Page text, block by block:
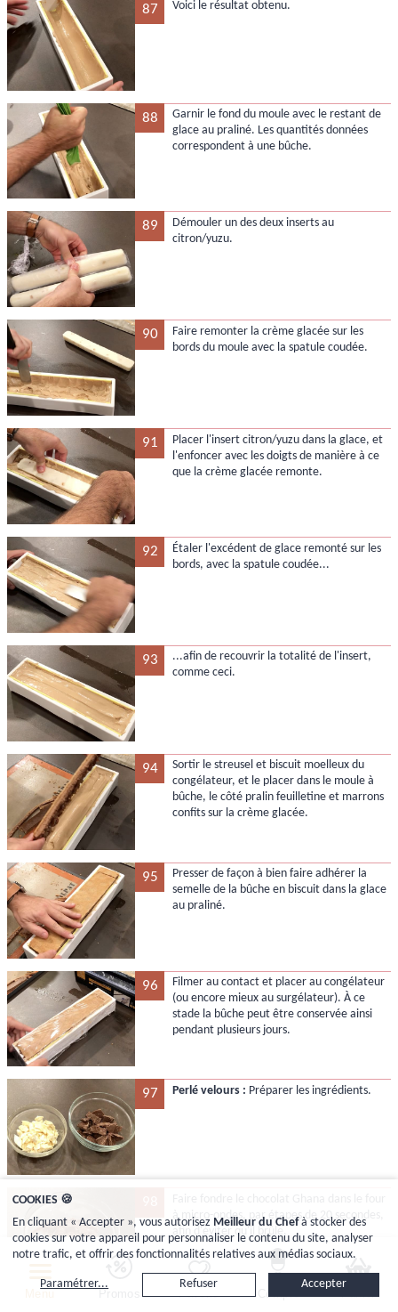
Favoris Compte Panier
87 Voici le résultat obtenu.
88
Garnir le fond du moule avec le restant de
glace au praliné. Les quantités données
correspondent à une bûche.
89
Démouler un des deux inserts au
citron/yuzu.
90
Faire remonter la crème glacée sur les
bords du moule avec la spatule coudée.
91
Placer l'insert citron/yuzu dans la glace, et
l'enfoncer avec les doigts de manière à ce
que la crème glacée remonte.
92
Étaler l'excédent de glace remonté sur les
bords, avec la spatule coudée...
93
...afin de recouvrir la totalité de l'insert,
comme ceci.
94
Sortir le streusel et biscuit moelleux du
congélateur, et le placer dans le moule à
bûche, le côté pralin feuilletine et marrons
confits sur la crème glacée.
95
Presser de façon à bien faire adhérer la
semelle de la bûche en biscuit dans la glace
au praliné.
96
Filmer au contact et placer au congélateur
(ou encore mieux au surgélateur). À ce
stade la bûche peut être conservée ainsi
pendant plusieurs jours.
97 Perlé velours : Préparer les ingrédients.
à micro-ondes, par étapes de 20 secondes,
afin d'éviter qu'il brûle.
COOKIES 🍪
En cliquant « Accepter », vous autorisez Meilleur du Chefà stocker des
cookies sur votre appareil pour personnaliser le contenu du site, analyser
notre trafic, et offrir des fonctionnalités relatives aux médias sociaux.
Accepter
Refuser
Paramétrer...